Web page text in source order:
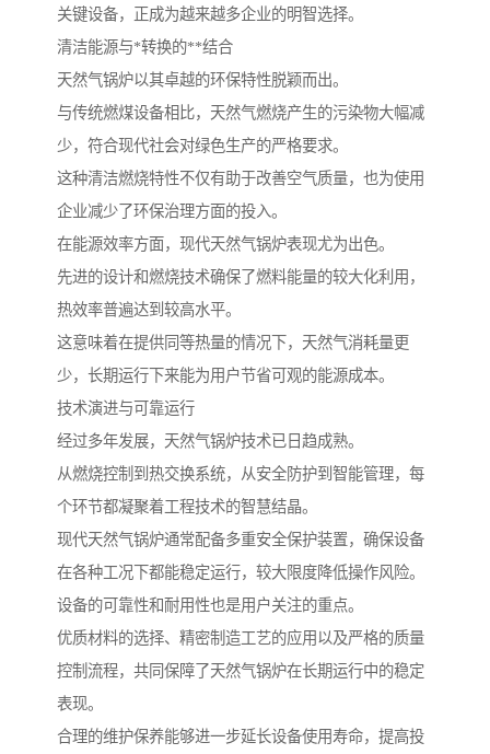
关键设备，正成为越来越多企业的明智选择。
清洁能源与*转换的**结合
天然气锅炉以其卓越的环保特性脱颖而出。
与传统燃煤设备相比，天然气燃烧产生的污染物大幅减
少，符合现代社会对绿色生产的严格要求。
这种清洁燃烧特性不仅有助于改善空气质量，也为使用
企业减少了环保治理方面的投入。
在能源效率方面，现代天然气锅炉表现尤为出色。
先进的设计和燃烧技术确保了燃料能量的较大化利用，
热效率普遍达到较高水平。
这意味着在提供同等热量的情况下，天然气消耗量更
少，长期运行下来能为用户节省可观的能源成本。
技术演进与可靠运行
经过多年发展，天然气锅炉技术已日趋成熟。
从燃烧控制到热交换系统，从安全防护到智能管理，每
个环节都凝聚着工程技术的智慧结晶。
现代天然气锅炉通常配备多重安全保护装置，确保设备
在各种工况下都能稳定运行，较大限度降低操作风险。
设备的可靠性和耐用性也是用户关注的重点。
优质材料的选择、精密制造工艺的应用以及严格的质量
控制流程，共同保障了天然气锅炉在长期运行中的稳定
表现。
合理的维护保养能够进一步延长设备使用寿命，提高投